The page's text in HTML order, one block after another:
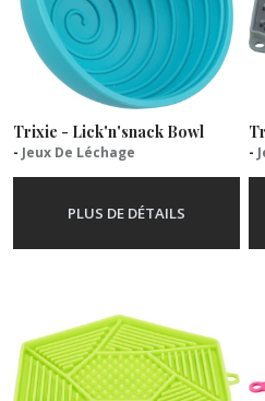
Trixie - Lick'n'snack Bowl
- Jeux De Léchage
PLUS DE DÉTAILS
-